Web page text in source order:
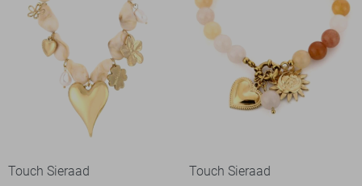
Touch Sieraad
Touch Sieraad